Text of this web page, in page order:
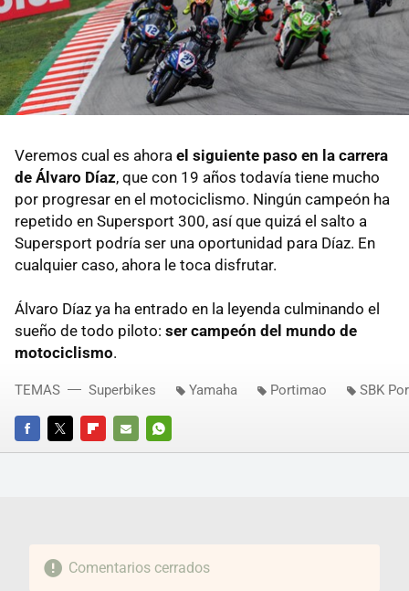
Veremos cual es ahora el siguiente paso en la carrera
de Álvaro Díaz, que con 19 años todavía tiene mucho
por progresar en el motociclismo. Ningún campeón ha
repetido en Supersport 300, así que quizá el salto a
Supersport podría ser una oportunidad para Díaz. En
cualquier caso, ahora le toca disfrutar.
Álvaro Díaz ya ha entrado en la leyenda culminando el
sueño de todo piloto: ser campeón del mundo de
motociclismo.
FACEBOOKTWITTERFLIPBOARD
E-
WHATSAPP
TEMAS Superbikes Yamaha Portimao SBK
Comentarios cerrados